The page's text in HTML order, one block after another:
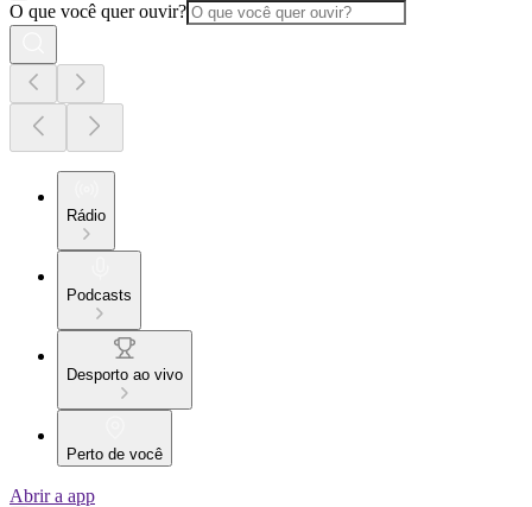
O que você quer ouvir?
Rádio
Podcasts
Desporto ao vivo
Perto de você
Abrir a app